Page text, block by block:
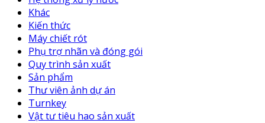
Khác
Kiến thức
Máy chiết rót
Phụ trợ nhãn và đóng gói
Quy trình sản xuất
Sản phẩm
Thư viên ảnh dự án
Turnkey
Vật tư tiêu hao sản xuất